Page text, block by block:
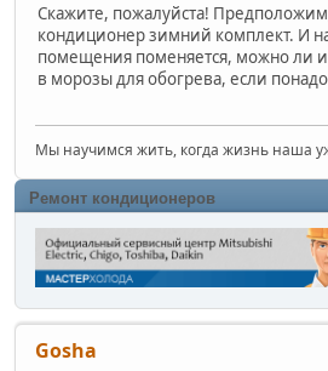
Скажите, пожалуйста!
кондиционер зимний комплект. И
помещения поменяется, можно ли
в морозы для обогрева, если
Мы научимся жить, когда жизнь наша
Ремонт кондиционеров
Gosha